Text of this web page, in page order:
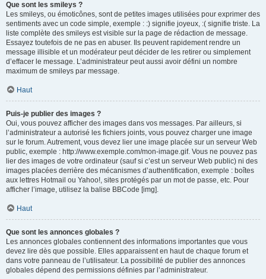
Que sont les smileys ?
Les smileys, ou émoticônes, sont de petites images utilisées pour exprimer des
sentiments avec un code simple, exemple : :) signifie joyeux, :( signifie triste. La
liste complète des smileys est visible sur la page de rédaction de message.
Essayez toutefois de ne pas en abuser. Ils peuvent rapidement rendre un
message illisible et un modérateur peut décider de les retirer ou simplement
d’effacer le message. L’administrateur peut aussi avoir défini un nombre
maximum de smileys par message.
Haut
Puis-je publier des images ?
Oui, vous pouvez afficher des images dans vos messages. Par ailleurs, si
l’administrateur a autorisé les fichiers joints, vous pouvez charger une image
sur le forum. Autrement, vous devez lier une image placée sur un serveur Web
public, exemple : http://www.exemple.com/mon-image.gif. Vous ne pouvez pas
lier des images de votre ordinateur (sauf si c’est un serveur Web public) ni des
images placées derrière des mécanismes d’authentification, exemple : boîtes
aux lettres Hotmail ou Yahoo!, sites protégés par un mot de passe, etc. Pour
afficher l’image, utilisez la balise BBCode [img].
Haut
Que sont les annonces globales ?
Les annonces globales contiennent des informations importantes que vous
devez lire dès que possible. Elles apparaissent en haut de chaque forum et
dans votre panneau de l’utilisateur. La possibilité de publier des annonces
globales dépend des permissions définies par l’administrateur.